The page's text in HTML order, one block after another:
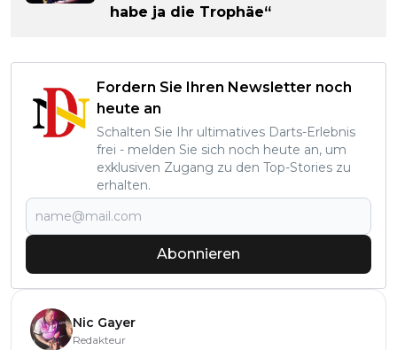
habe ja die Trophäe“
Fordern Sie Ihren Newsletter noch
heute an
Schalten Sie Ihr ultimatives Darts-Erlebnis
frei - melden Sie sich noch heute an, um
exklusiven Zugang zu den Top-Stories zu
erhalten.
Abonnieren
Nic Gayer
Redakteur